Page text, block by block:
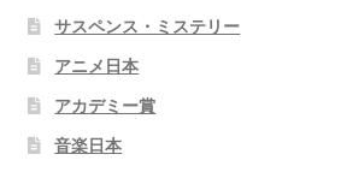
サスペンス・ミステリー
アニメ日本
アカデミー賞
音楽日本